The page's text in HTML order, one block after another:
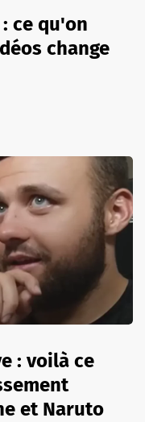
ce qu'on
change
: voilà ce
et Naruto